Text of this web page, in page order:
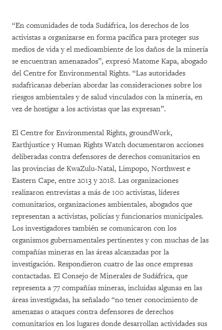
“En comunidades de toda Sudáfrica, los derechos de los
activistas a organizarse en forma pacífica para proteger sus
medios de vida y el medioambiente de los daños de la minería
se encuentran amenazados”, expresó Matome Kapa, abogado
del Centre for Environmental Rights. “Las autoridades
sudafricanas deberían abordar las consideraciones sobre los
riesgos ambientales y de salud vinculados con la minería, en
vez de hostigar a los activistas que las expresan”.
El Centre for Environmental Rights, groundWork,
Earthjustice y Human Rights Watch documentaron acciones
deliberadas contra defensores de derechos comunitarios en
las provincias de KwaZulu-Natal, Limpopo, Northwest e
Eastern Cape, entre 2013 y 2018. Las organizaciones
realizaron entrevistas a más de 100 activistas, líderes
comunitarios, organizaciones ambientales, abogados que
representan a activistas, policías y funcionarios municipales.
Los investigadores también se comunicaron con los
organismos gubernamentales pertinentes y con muchas de las
compañías mineras en las áreas alcanzadas por la
investigación. Respondieron cuatro de las once empresas
contactadas. El Consejo de Minerales de Sudáfrica, que
representa a 77 compañías mineras, incluidas algunas en las
áreas investigadas, ha señalado “no tener conocimiento de
amenazas o ataques contra defensores de derechos
comunitarios en los lugares donde desarrollan actividades sus